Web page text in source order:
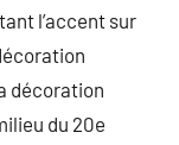
l’accent sur
décoration
du 20e